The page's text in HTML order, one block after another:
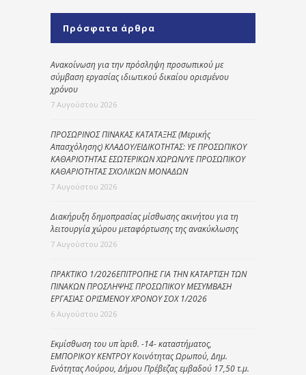
Πρόσφατα άρθρα
Ανακοίνωση για την πρόσληψη προσωπικού με
σύμβαση εργασίας ιδιωτικού δικαίου ορισμένου
χρόνου
7 Αυγούστου 2026
ΠΡΟΣΩΡΙΝΟΣ ΠΙΝΑΚΑΣ ΚΑΤΑΤΑΞΗΣ (Μερικής
Απασχόλησης) ΚΛΑΔΟΥ/ΕΙΔΙΚΟΤΗΤΑΣ: ΥΕ ΠΡΟΣΩΠΙΚΟΥ
ΚΑΘΑΡΙΟΤΗΤΑΣ ΕΣΩΤΕΡΙΚΩΝ ΧΩΡΩΝ/ΥΕ ΠΡΟΣΩΠΙΚΟΥ
ΚΑΘΑΡΙΟΤΗΤΑΣ ΣΧΟΛΙΚΩΝ ΜΟΝΑΔΩΝ
7 Αυγούστου 2026
Διακήρυξη δημοπρασίας μίσθωσης ακινήτου για τη
λειτουργία χώρου μεταφόρτωσης της ανακύκλωσης
7 Αυγούστου 2026
ΠΡΑΚΤΙΚΟ 1/2026ΕΠΙΤΡΟΠΗΣ ΓΙΑ ΤΗΝ ΚΑΤΑΡΤΙΣΗ ΤΩΝ
ΠΙΝΑΚΩΝ ΠΡΟΣΛΗΨΗΣ ΠΡΟΣΩΠΙΚΟΥ ΜΕΣΥΜΒΑΣΗ
ΕΡΓΑΣΙΑΣ ΟΡΙΣΜΕΝΟΥ ΧΡΟΝΟΥ ΣΟΧ 1/2026
6 Αυγούστου 2026
Εκμίσθωση του υπ΄ αριθ. -14- καταστήματος,
ΕΜΠΟΡΙΚΟΥ ΚΕΝΤΡΟΥ Κοινότητας Ωρωπού, Δημ.
Ενότητας Λούρου, Δήμου Πρέβεζας εμβαδού 17,50 τ.μ.